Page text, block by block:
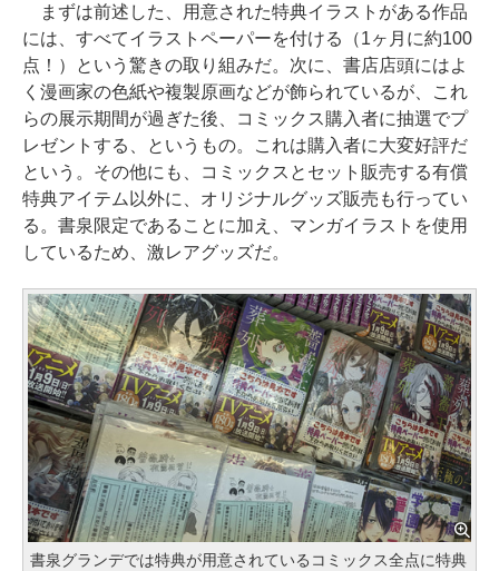
まずは前述した、用意された特典イラストがある作品
には、すべてイラストペーパーを付ける（1ヶ月に約100
点！）という驚きの取り組みだ。次に、書店店頭にはよ
く漫画家の色紙や複製原画などが飾られているが、これ
らの展示期間が過ぎた後、コミックス購入者に抽選でプ
レゼントする、というもの。これは購入者に大変好評だ
という。その他にも、コミックスとセット販売する有償
特典アイテム以外に、オリジナルグッズ販売も行ってい
る。書泉限定であることに加え、マンガイラストを使用
しているため、激レアグッズだ。
書泉グランデでは特典が用意されているコミックス全点に特典